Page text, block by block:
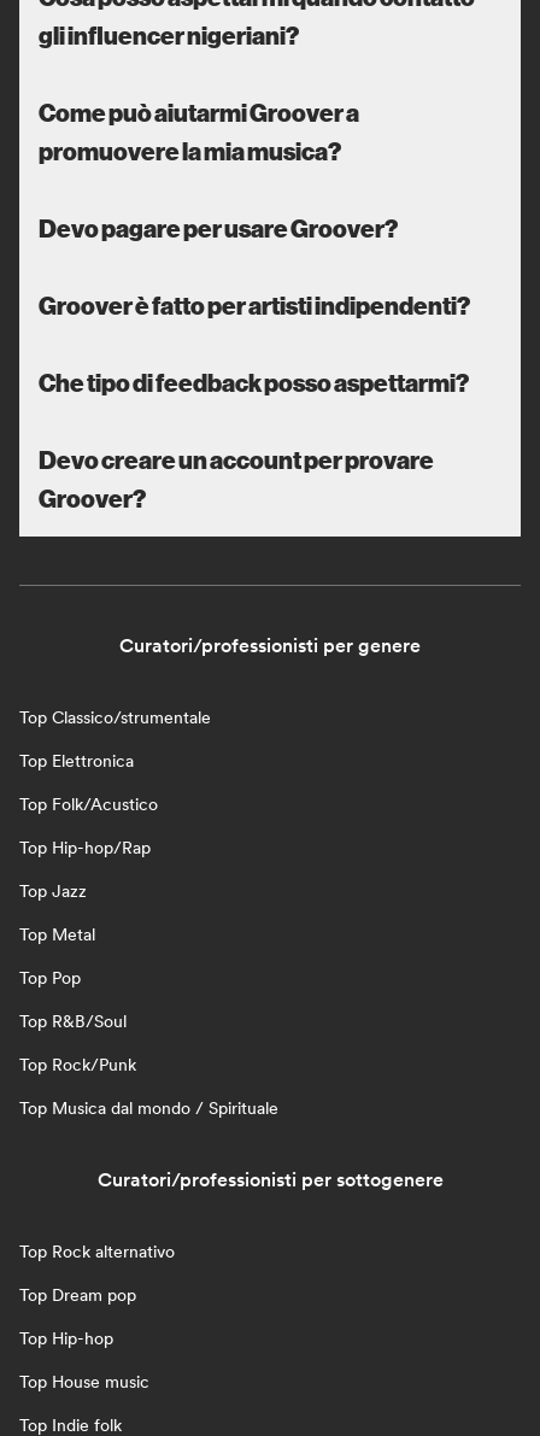
gli influencer nigeriani?
Come può aiutarmi Groover a
promuovere la mia musica?
Devo pagare per usare Groover?
Groover è fatto per artisti indipendenti?
Che tipo di feedback posso aspettarmi?
Devo creare un account per provare
Groover?
Curatori/professionisti per genere
Top Classico/strumentale
Top Elettronica
Top Folk/Acustico
Top Hip-hop/Rap
Top Jazz
Top Metal
Top Pop
Top R&B/Soul
Top Rock/Punk
Top Musica dal mondo / Spirituale
Curatori/professionisti per sottogenere
Top Rock alternativo
Top Dream pop
Top Hip-hop
Top House music
Top Indie folk